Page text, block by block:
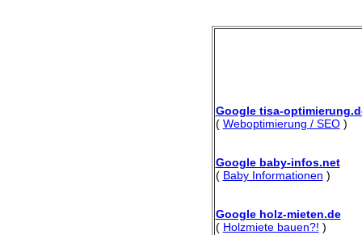
Google tisa-
( Weboptimierung / SEO)
Google baby-infos.net
( Baby Informationen )
Google holz-mieten.de
( Holzmiete bauen?! )